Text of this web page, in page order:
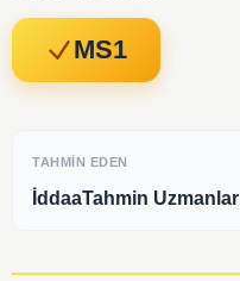
MS1
TAHMIN EDEN
İddaaTahmin